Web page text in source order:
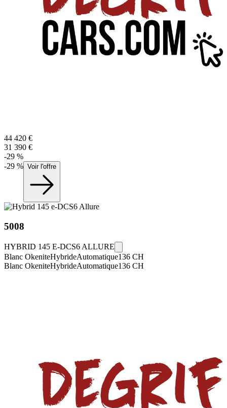
44 420 €
31 390 €
-29 %
-29 % Voir l'offre
5008
HYBRID 145 E-DCS6 ALLURE
Blanc OkeniteHybrideAutomatique136 CH
Blanc OkeniteHybrideAutomatique136 CH